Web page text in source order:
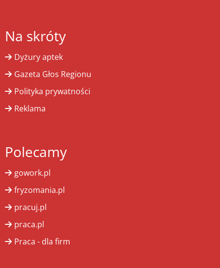
Na skróty
Dyżury aptek
Gazeta Głos Regionu
Polityka prywatności
Reklama
Polecamy
gowork.pl
fryzomania.pl
pracuj.pl
praca.pl
Praca - dla firm